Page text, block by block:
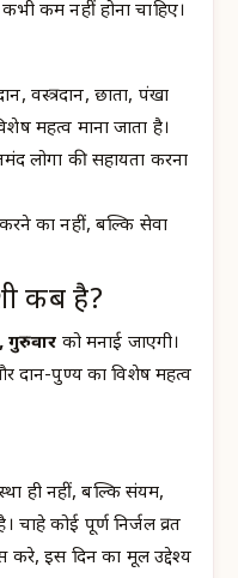
कम नहीं होना चाहिए।
वस्त्रदान, छाता, पंखा
महत्व माना जाता है।
लोगों की सहायता करना
का नहीं, बल्कि सेवा
कब है?
को मनाई जाएगी।
दान-पुण्य का विशेष महत्व
ही नहीं, बल्कि संयम,
कोई पूर्ण निर्जल व्रत
करे, इस दिन का मूल उद्देश्य